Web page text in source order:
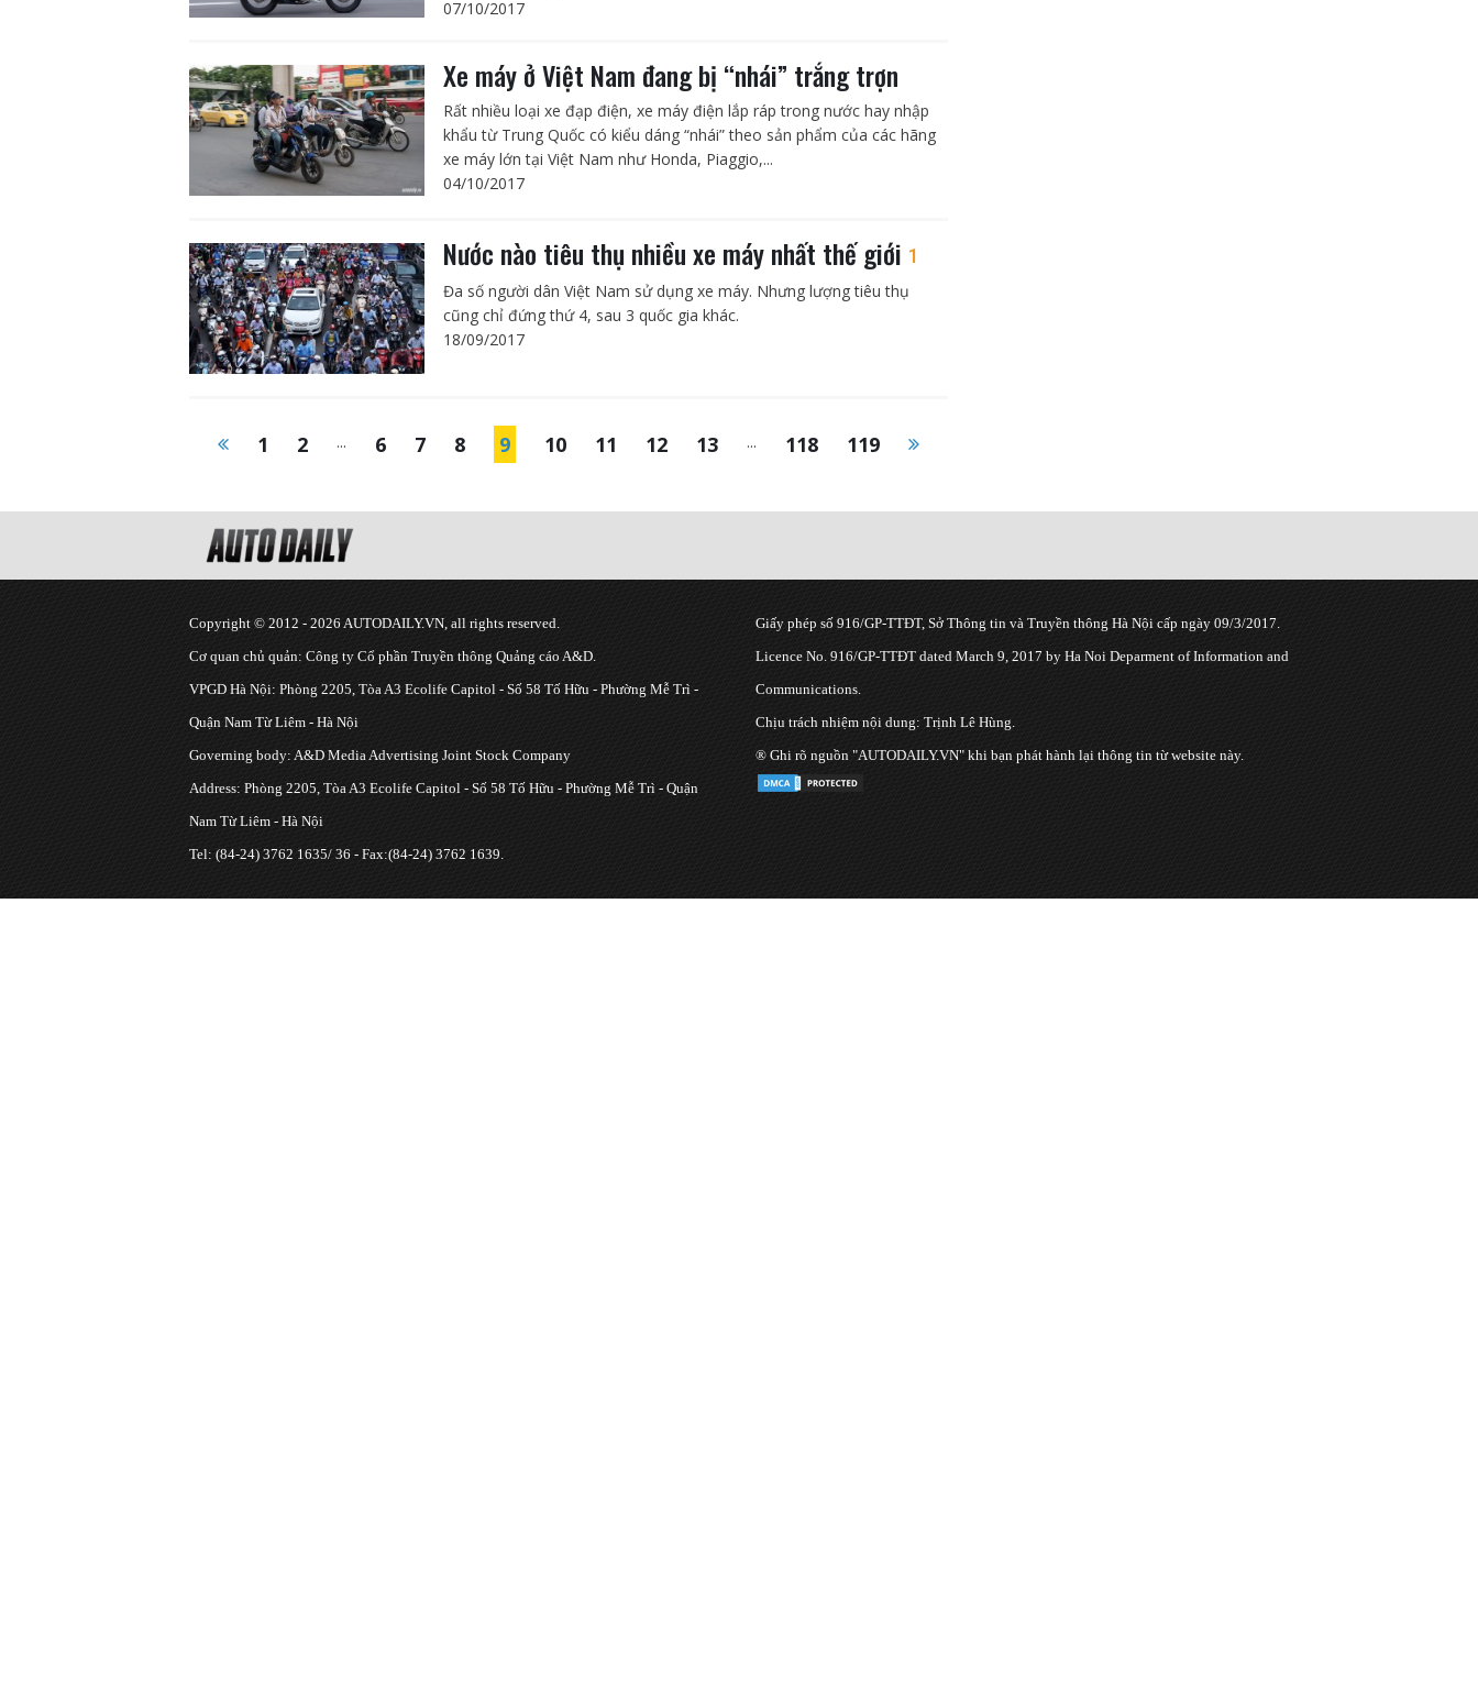
07/10/2017
Xe máy ở Việt Nam đang bị “nhái” trắng trợn
Rất nhiều loại xe đạp điện, xe máy điện lắp ráp trong nước hay nhập
khẩu từ Trung Quốc có kiểu dáng “nhái” theo sản phẩm của các hãng
xe máy lớn tại Việt Nam như Honda, Piaggio,...
04/10/2017
Nước nào tiêu thụ nhiều xe máy nhất thế giới 1
Đa số người dân Việt Nam sử dụng xe máy. Nhưng lượng tiêu thụ
cũng chỉ đứng thứ 4, sau 3 quốc gia khác.
18/09/2017
1 2 ... 6 7 8 9 10 11 12 13 ... 118 119
Copyright © 2012 - 2026 AUTODAILY.VN, all rights reserved.
Cơ quan chủ quản: Công ty Cổ phần Truyền thông Quảng cáo A&D.
VPGD Hà Nội: Phòng 2205, Tòa A3 Ecolife Capitol - Số 58 Tố Hữu - Phường Mễ Trì -
Quận Nam Từ Liêm - Hà Nội
Governing body: A&D Media Advertising Joint Stock Company
Address: Phòng 2205, Tòa A3 Ecolife Capitol - Số 58 Tố Hữu - Phường Mễ Trì - Quận
Nam Từ Liêm - Hà Nội
Tel: (84-24) 3762 1635/ 36 - Fax:(84-24) 3762 1639.
Giấy phép số 916/GP-TTĐT, Sở Thông tin và Truyền thông Hà Nội cấp ngày 09/3/2017.
Licence No. 916/GP-TTĐT dated March 9, 2017 by Ha Noi Deparment of Information and
Communications.
Chịu trách nhiệm nội dung: Trịnh Lê Hùng.
® Ghi rõ nguồn "AUTODAILY.VN" khi bạn phát hành lại thông tin từ website này.